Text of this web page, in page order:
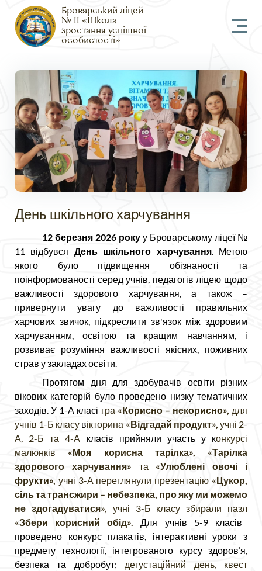
Броварський ліцей
№ 11 «Школа
зростання успішної
особистості»
День шкільного харчування
12 березня 2026 року у Броварському ліцеї №
11 відбувся День шкільного харчування. Метою
якого було підвищення обізнаності та
поінформованості серед учнів, педагогів ліцею щодо
важливості здорового харчування, а також –
привернути увагу до важливості правильних
харчових звичок, підкреслити зв'язок між здоровим
харчуванням, освітою та кращим навчанням, і
розвиває розуміння важливості якісних, поживних
страв у закладах освіти.
Протягом дня для здобувачів освіти різних
вікових категорій було проведено низку тематичних
заходів. У 1-А класі гра «Корисно – некорисно», для
учнів 1-Б класу вікторина «Відгадай продукт», учні 2-
А, 2-Б та 4-А класів прийняли участь у конкурсі
малюнків «Моя корисна тарілка», «Тарілка
здорового харчування» та «Улюблені овочі і
фрукти», учні 3-А переглянули презентацію «Цукор,
сіль та трансжири – небезпека, про яку ми можемо
не здогадуватися», учні 3-Б класу збирали пазл
«Збери корисний обід».
Для учнів 5-9 класів
проведено конкурс плакатів, інтерактивні уроки з
предмету технології, інтегрованого курсу здоров’я,
безпека та добробут; дегустаційний день,квест